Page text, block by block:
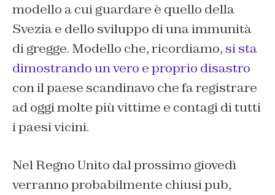
modello a cui guardare è quello della
Svezia e dello sviluppo di una immunità
di gregge. Modello che, ricordiamo, si sta
dimostrando un vero e proprio disastro
con il paese scandinavo che fa registrare
ad oggi molte più vittime e contagi di tutti
i paesi vicini.
Nel Regno Unito dal prossimo giovedì
verranno probabilmente chiusi pub,